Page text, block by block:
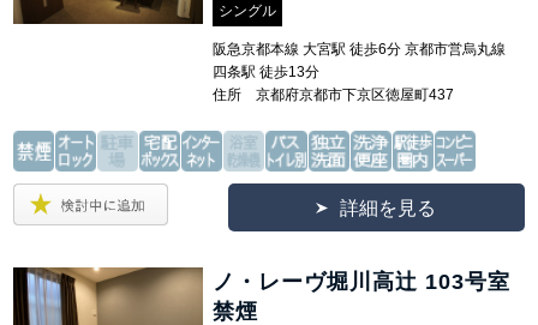
シングル
阪急京都本線 大宮駅 徒歩6分 京都市営烏丸線
四条駅 徒歩13分
住所 京都府京都市下京区徳屋町437
詳細を見る
ノ・レーヴ堀川高辻 103号室
禁煙